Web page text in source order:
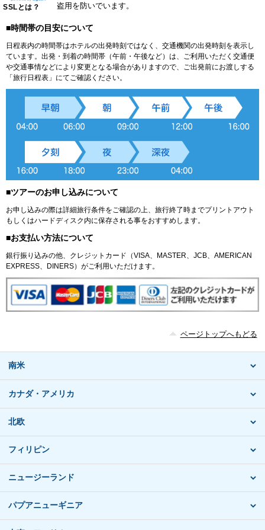
SSLとは？
盗用を防いでいます。
■時間帯の目安について
日程表内の時間帯はホテルの出発時刻ではなく、交通機関の出発時刻を表示し
ています。出発・到着の時間帯（午前・午後など）は、ご利用いただく交通便
や交通事情などにより変更となる場合がありますので、ご出発前にお渡しする
「旅行日程表」にてご確認ください。
■ツアーのお申し込みについて
お申し込みの際は詳細旅行条件をご確認の上、旅行終了時までプリントアウト
もしくはハードディスク内に保存される事をおすすめします。
■お支払い方法について
銀行振り込みの他、クレジットカード（VISA、MASTER、JCB、AMERICAN
EXPRESS、DINERS）がご利用いただけます。
ページトップへもどる
南米
カナダ・アメリカ
北欧
フィリピン
ニュージーランド
パプアニューギニア